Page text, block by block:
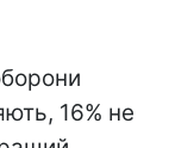
16% не